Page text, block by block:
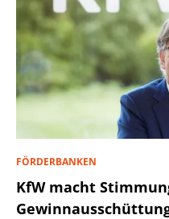
FÖRDERBANKEN
KfW macht